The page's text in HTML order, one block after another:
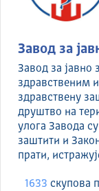
Завод за
Завод за јавно
здравственим
здравствену
друштво на
улога Завода
заштити и
прати,
1633 скуповa